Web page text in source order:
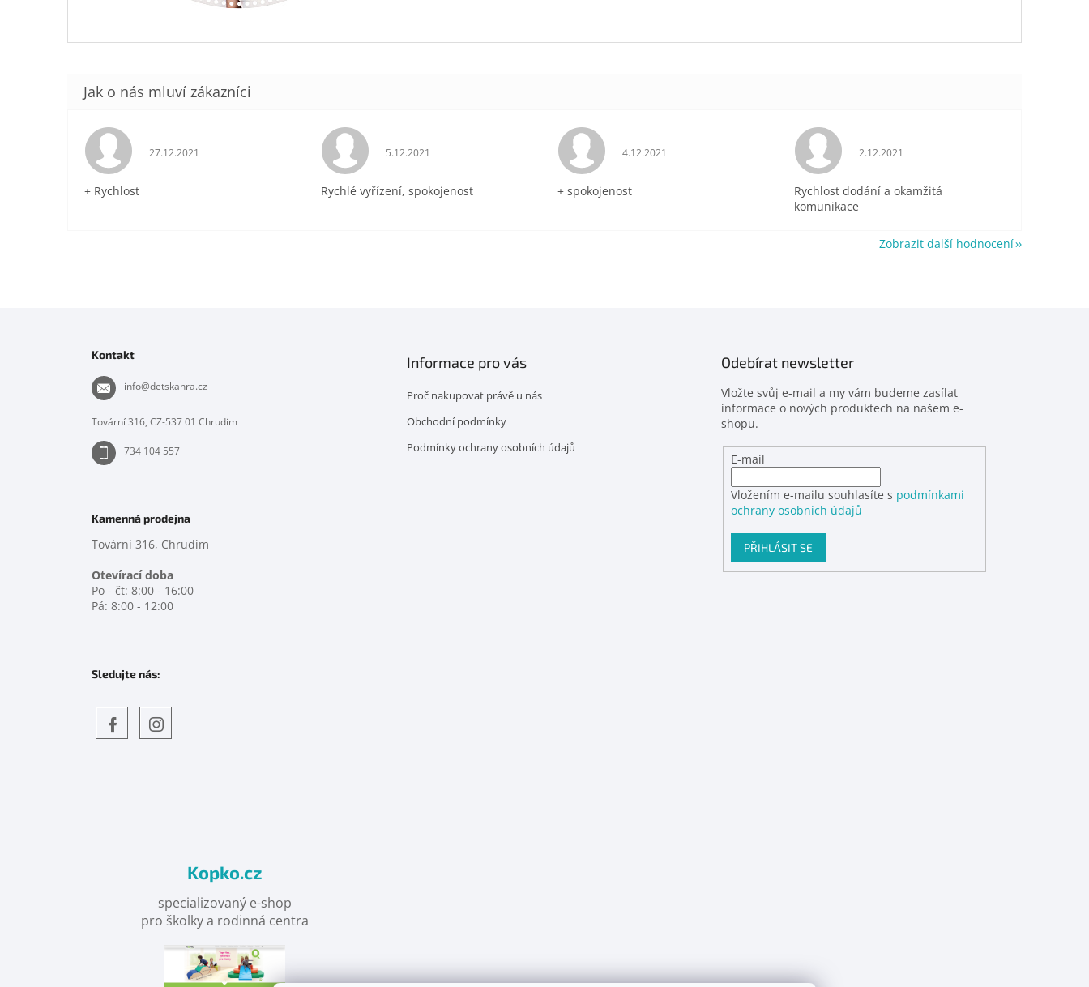
Hodnocení obchodu je 5 z 5 hvězdiček.
27.12.2021
+ Rychlost
Hodnocení obchodu je 5 z 5 hvězdiček.
5.12.2021
Rychlé vyřízení, spokojenost
Hodnocení obchodu je 5 z 5 hvězdiček.
4.12.2021
+ spokojenost
Hodnocení obchodu je 5 z 5 hvězdiček.
2.12.2021
Rychlost dodání a okamžitá
komunikace
Zobrazit další hodnocení
Kontakt
info@detskahra.cz
Tovární 316, CZ-537 01 Chrudim
734 104 557
Kamenná prodejna
Tovární 316, Chrudim
Otevírací doba
Po - čt: 8:00 - 16:00
Pá: 8:00 - 12:00
Sledujte nás:
Informace pro vás
Proč nakupovat právě u nás
Obchodní podmínky
Podmínky ochrany osobních údajů
Odebírat newsletter
Vložte svůj e-mail a my vám budeme zasílat
informace o nových produktech na našem e-
shopu.
E-mail
Vložením e-mailu souhlasíte s podmínkami
ochrany osobních údajů
PŘIHLÁSIT SE
Kopko.cz
specializovaný e-shop
pro školky a rodinná centra